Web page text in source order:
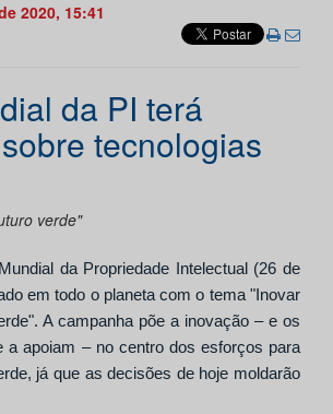
2020, 15:41
da PI terá
tecnologias
verde"
da Propriedade Intelectual (26 de
em todo o planetacom o tema "Inovar
. Acampanha põe a inovação – e os
a apoiam – no centro dos esforços para
já que as decisões de hoje moldarão